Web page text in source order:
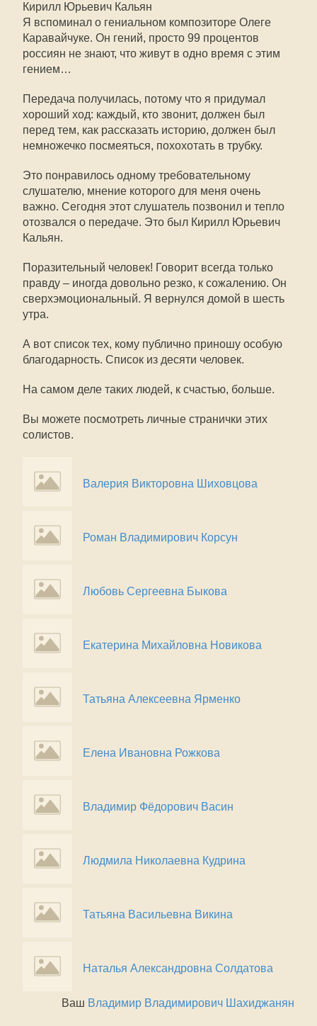
Кирилл Юрьевич Кальян
Я вспоминал о гениальном композиторе Олеге
Каравайчуке. Он гений, просто 99 процентов
россиян не знают, что живут в одно время с этим
гением…
Передача получилась, потому что я придумал
хороший ход: каждый, кто звонит, должен был
перед тем, как рассказать историю, должен был
немножечко посмеяться, похохотать в трубку.
Это понравилось одному требовательному
слушателю, мнение которого для меня очень
важно. Сегодня этот слушатель позвонил и тепло
отозвался о передаче. Это был Кирилл Юрьевич
Кальян.
Поразительный человек! Говорит всегда только
правду – иногда довольно резко, к сожалению. Он
сверхэмоциональный. Я вернулся домой в шесть
утра.
А вот список тех, кому публично приношу особую
благодарность. Список из десяти человек.
На самом деле таких людей, к счастью, больше.
Вы можете посмотреть личные странички этих
солистов.
Валерия Викторовна Шиховцова
Роман Владимирович Корсун
Любовь Сергеевна Быкова
Екатерина Михайловна Новикова
Татьяна Алексеевна Ярменко
Елена Ивановна Рожкова
Владимир Фёдорович Васин
Людмила Николаевна Кудрина
Татьяна Васильевна Викина
Наталья Александровна Солдатова
Ваш Владимир Владимирович Шахиджанян